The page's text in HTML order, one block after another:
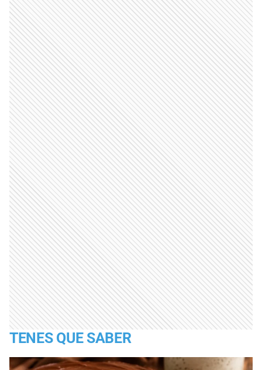
TENES QUE SABER